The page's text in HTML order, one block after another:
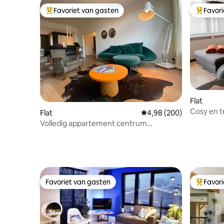
Topfavoriet van gasten
Favoriet van gasten
Flat Gemiddelde
4,98 (200)
Volledig appartement centrum
Flat
Cosy en
Favoriet van gasten
Favoriet van gasten